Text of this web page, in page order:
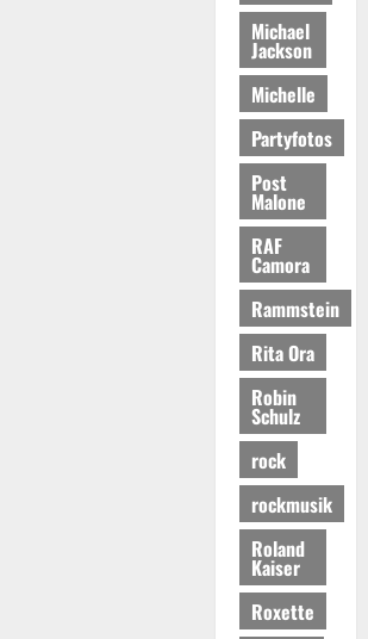
Michael
Jackson
Michelle
Partyfotos
Post
Malone
RAF
Camora
Rammstein
Rita Ora
Robin
Schulz
rock
rockmusik
Roland
Kaiser
Roxette